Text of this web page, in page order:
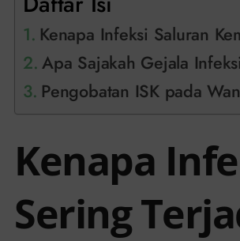
Kenapa Infeksi Saluran
Apa Sajakah Gejala
Pengobatan ISK pada
Kenapa
Sering